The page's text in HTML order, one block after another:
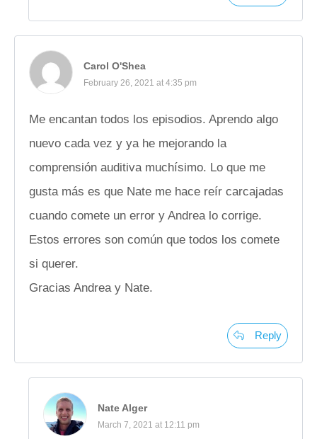
Carol O'Shea
February 26, 2021 at 4:35 pm
Me encantan todos los episodios. Aprendo algo
nuevo cada vez y ya he mejorando la
comprensión auditiva muchísimo. Lo que me
gusta más es que Nate me hace reír carcajadas
cuando comete un error y Andrea lo corrige.
Estos errores son común que todos los comete
si querer.
Gracias Andrea y Nate.
Reply
Nate Alger
March 7, 2021 at 12:11 pm